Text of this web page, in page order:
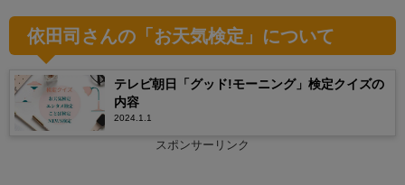
依田司さんの「お天気検定」について
テレビ朝日「グッド!モーニング」検定クイズの
内容
2024.1.1
スポンサーリンク